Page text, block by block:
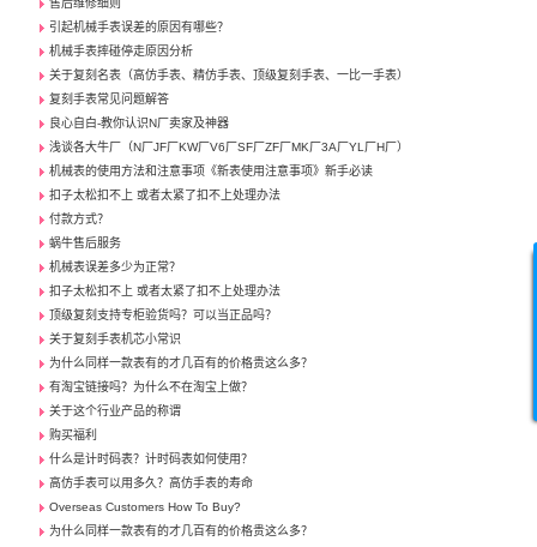
售后维修细则
引起机械手表误差的原因有哪些？
机械手表摔碰停走原因分析
关于复刻名表（高仿手表、精仿手表、顶级复刻手表、一比一手表）
复刻手表常见问题解答
良心自白-教你认识N厂卖家及神器
浅谈各大牛厂（N厂JF厂KW厂V6厂SF厂ZF厂MK厂3A厂YL厂H厂）
机械表的使用方法和注意事项《新表使用注意事项》新手必读
扣子太松扣不上 或者太紧了扣不上处理办法
付款方式？
蜗牛售后服务
机械表误差多少为正常？
扣子太松扣不上 或者太紧了扣不上处理办法
顶级复刻支持专柜验货吗？可以当正品吗？
关于复刻手表机芯小常识
为什么同样一款表有的才几百有的价格贵这么多？
有淘宝链接吗？为什么不在淘宝上做？
关于这个行业产品的称谓
购买福利
什么是计时码表？计时码表如何使用？
高仿手表可以用多久？高仿手表的寿命
Overseas Customers How To Buy?
为什么同样一款表有的才几百有的价格贵这么多？